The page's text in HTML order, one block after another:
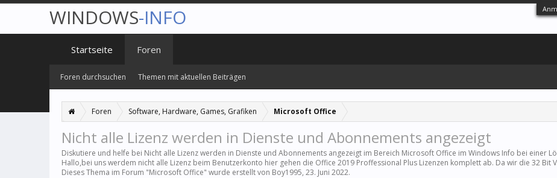
Foren Software, Hardware, Games, Grafiken Microsoft Office
Nicht alle Lizenz werden in Dienste und Abonnements angezeigt
Diskutiere und helfe bei Nicht alle Lizenz werden in Dienste und Abonnements angezeigt im Bereich Microsoft Office im Windows Info bei einer
Hallo,bei uns werdem nicht alle Lizenz beim Benutzerkonto hier gehen die Office 2019 Proffessional Plus Lizenzen komplett ab. Da wir die 32 Bit
Dieses Thema im Forum "Microsoft Office" wurde erstellt von Boy1995, 23. Juni 2022.
WINDOWS-INFO
Startseite Foren
Foren durchsuchen Themen mit aktuellen Beiträgen